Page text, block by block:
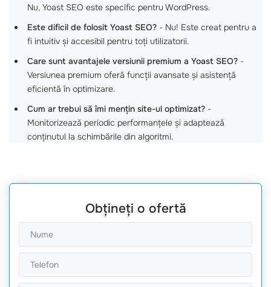
Nu, Yoast SEO este specific pentru WordPress.
Este dificil de folosit Yoast SEO? - Nu! Este creat pentru a
fi intuitiv și accesibil pentru toți utilizatorii.
Care sunt avantajele versiunii premium a Yoast SEO? -
Versiunea premium oferă funcții avansate și asistență
eficientă în optimizare.
Cum ar trebui să îmi mențin site-ul optimizat? -
Monitorizează periodic performanțele și adaptează
conținutul la schimbările din algoritmi.
Obțineți o ofertă